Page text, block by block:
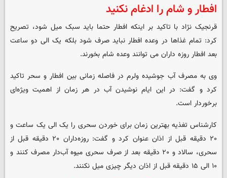
افطار و شام را ادغام نکنید
قرنجیک نژاد با تاکید بر اینکه افطار حتما باید سبک میل شود، تصریح
کرد: تمام غذاها در وعده افطار نباید صرف شود بلکه یک الی دو ساعت
بعد افطار روزه داران می توانند وعده شام بخورند.
وی به مصرف آب جوشیده ولرم در فاصله زمانی بین افطار و سحر تاکید
کرد و گفت: در این ایام نوشیدن آب در هر زمان از اهمیت ویژه‌ای
برخوردار است.
کارشناس تغذیه بهترین زمان برای خوردن سحری را یک الی یک ساعت و
۲۰ دقیقه قبل از اذان عنوان کرد و گفت: روزه‌داران ۲۰ دقیقه قبل از
سحری، سالاد و ۲۰ دقیقه بعد از صرف سحری میوه آب‌دار مصرف کنند و
۱۰ الی ۱۵ دقیقه قبل از اذان دیگر چیزی میل نکنند.